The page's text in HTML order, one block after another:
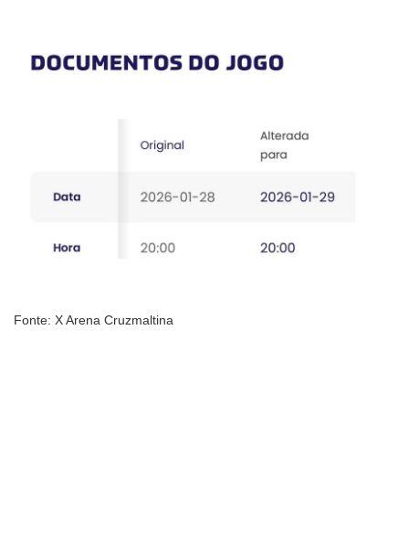
Fonte: X Arena Cruzmaltina